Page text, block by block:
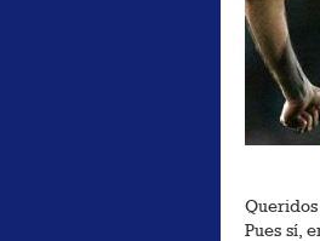
Queridos
Pues sí,